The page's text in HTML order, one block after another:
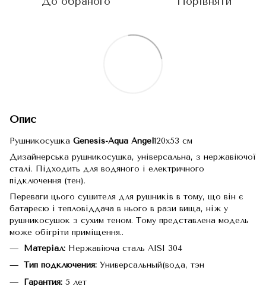
Опис
Рушникосушка Genesis-Aqua Angel120x53 см
Дизайнерська рушникосушка, універсальна, з нержавіючої
сталі. Підходить для водяного і електричного
підключення (тен).
Переваги цього сушителя для рушників в тому, що він є
батареєю і тепловіддача в нього в рази вища, ніж у
рушникосушок з сухим теном. Тому представлена модель
може обігріти приміщення..
Матеріал: Нержавіюча сталь AISI 304
Тип подключения: Универсальный(вода, тэн
Гарантия: 5 лет